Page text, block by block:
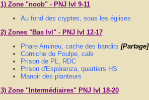
1) Zone "noob" - PNJ lvl 9-11
Au fond des cryptes, sous les églises
2) Zones "Bas lvl" - PNJ lvl 12-17
Phare Amineu, cache des bandits [Partage]
Corniche du Poulpe, cale
Prison de PL, RDC
Prison d'Espéranza, quartiers HS
Manoir des planteurs
3) Zone "Intermédiaires" PNJ lvl 18-20